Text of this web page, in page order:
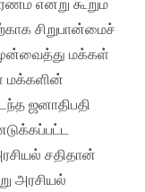
என்று கூறும்
சிறுபான்மைச்
மக்கள்
மக்களின்
ஜனாதிபதி
சதிதான்
அரசியல்